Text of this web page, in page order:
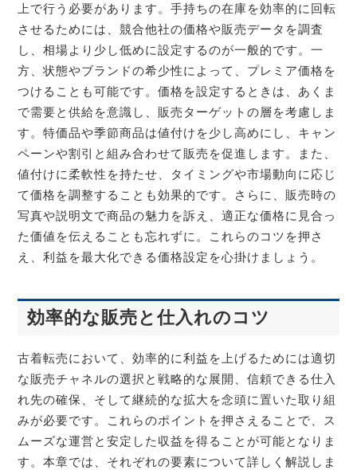
上で行う必要があります。手持ちの在庫を効率的に回転
させるためには、競合他社の価格や販売データを調査
し、相場より少し低めに設定するのが一般的です。一
方、状態やブランドの希少性によって、プレミア価格を
つけることも可能です。価格を設定するときは、あくま
で需要と供給を意識し、販売ターゲットの層を考慮しま
す。特価品や季節商品は値付けを少し高めにし、キャン
ペーンや割引と組み合わせて販売を促進します。また、
値付けに柔軟性を持たせ、タイミングや市場動向に応じ
て価格を調整することも効果的です。さらに、販売時の
写真や説明文で商品の魅力を訴え、適正な価格に見合っ
た価値を伝えることも忘れずに。これらのコツを押さ
え、利益を最大化できる価格設定を心掛けましょう。
効率的な販売と仕入れのコツ
古着転売において、効率的に利益を上げるためには適切
な販売チャネルの選択と戦略的な展開、信頼できる仕入
れ先の確保、そして継続的な拡大を念頭に置いた取り組
みが必要です。これらのポイントを押さえることで、ス
ムーズな運営と安定した収益を得ることが可能となりま
す。本章では、それぞれの要素について詳しく解説しま